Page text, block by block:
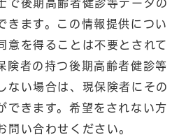
で後期高齢者健診等データの
きます。この情報提供につい
意を得ることは不要とされて
険者の持つ後期高齢者健診等
ない場合は、現保険者にその
できます。希望をされない方
問い合わせください。